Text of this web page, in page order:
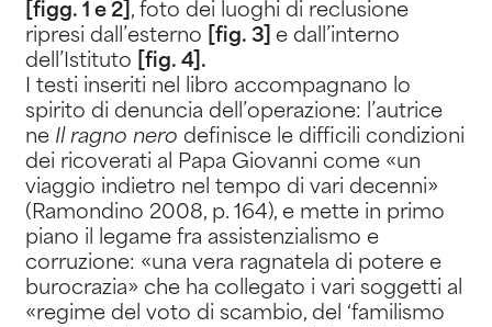
[figg. 1 e 2] , foto dei luoghi di reclusione
ripresi dall’esterno
[fig. 3] e dall’interno
dell’Istituto
[fig. 4].
I testi inseriti nel libro accompagnano lo
spirito di denuncia dell’operazione: l’autrice
ne Il ragno nero definisce le difficili condizioni
dei ricoverati al Papa Giovanni come «un
viaggio indietro nel tempo di vari decenni»
(Ramondino 2008, p. 164), e mette in primo
piano il legame fra assistenzialismo e
corruzione: «una vera ragnatela di potere e
burocrazia» che ha collegato i vari soggetti al
«regime del voto di scambio, del ‘familismo